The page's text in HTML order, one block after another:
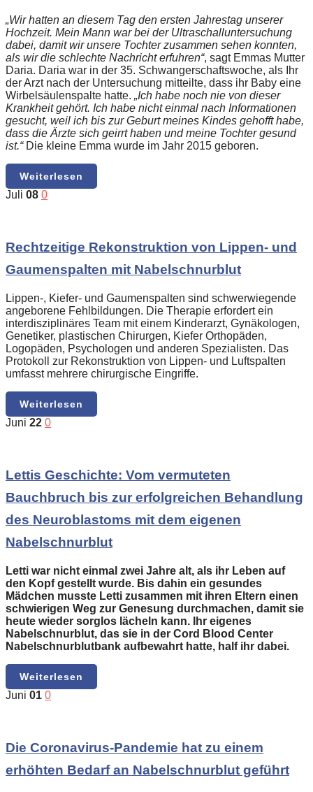
„Wir hatten an diesem Tag den ersten Jahrestag unserer
Hochzeit. Mein Mann war bei der Ultraschalluntersuchung
dabei, damit wir unsere Tochter zusammen sehen konnten,
als wir die schlechte Nachricht erfuhren“, sagt Emmas Mutter
Daria. Daria war in der 35. Schwangerschaftswoche, als Ihr
der Arzt nach der Untersuchung mitteilte, dass ihr Baby eine
Wirbelsäulenspalte hatte. „Ich habe noch nie von dieser
Krankheit gehört. Ich habe nicht einmal nach Informationen
gesucht, weil ich bis zur Geburt meines Kindes gehofft habe,
dass die Ärzte sich geirrt haben und meine Tochter gesund
ist.“Die kleine Emma wurde im Jahr 2015 geboren.
Weiterlesen
Juli 08 0
Rechtzeitige Rekonstruktion von Lippen- und
Gaumenspalten mit Nabelschnurblut
Lippen-, Kiefer- und Gaumenspalten sind schwerwiegende
angeborene Fehlbildungen. Die Therapie erfordert ein
interdisziplinäres Team mit einem Kinderarzt, Gynäkologen,
Genetiker, plastischen Chirurgen, Kiefer Orthopäden,
Logopäden, Psychologen und anderen Spezialisten. Das
Protokoll zur Rekonstruktion von Lippen- und Luftspalten
umfasst mehrere chirurgische Eingriffe.
Weiterlesen
Juni 22 0
Lettis Geschichte: Vom vermuteten
Bauchbruch bis zur erfolgreichen Behandlung
des Neuroblastoms mit dem eigenen
Nabelschnurblut
Letti war nicht einmal zwei Jahre alt, als ihr Leben auf
den Kopf gestellt wurde. Bis dahin ein gesundes
Mädchen musste Letti zusammen mit ihren Eltern einen
schwierigen Weg zur Genesung durchmachen, damit sie
heute wieder sorglos lächeln kann. Ihr eigenes
Nabelschnurblut, das sie in der Cord Blood Center
Nabelschnurblutbank aufbewahrt hatte, half ihr dabei.
Weiterlesen
Juni 01 0
Die Coronavirus-Pandemie hat zu einem
erhöhten Bedarf an Nabelschnurblut geführt